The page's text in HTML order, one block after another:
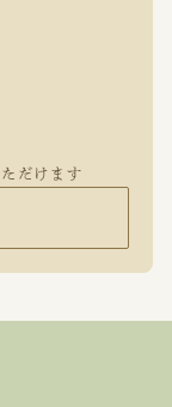
だけます